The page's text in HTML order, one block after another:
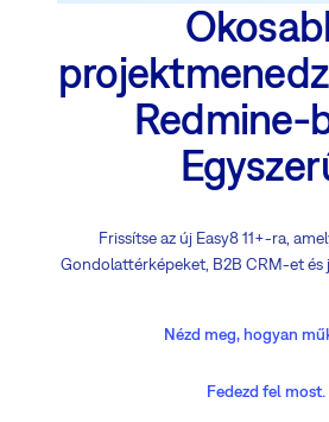
Redmine-
Frissítse az új Easy8 11+-ra,
Gondolattérképeket, B2B CRM-et és
Nézd meg, hogyan
Fedezd fel most.